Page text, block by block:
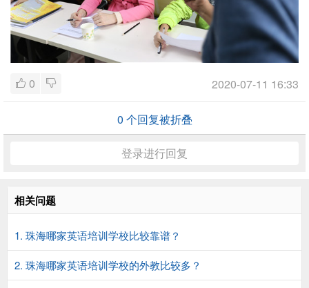
0 2020-07-11 16:33
0 个回复被折叠
登录进行回复
相关问题
1. 珠海哪家英语培训学校比较靠谱？
2. 珠海哪家英语培训学校的外教比较多？